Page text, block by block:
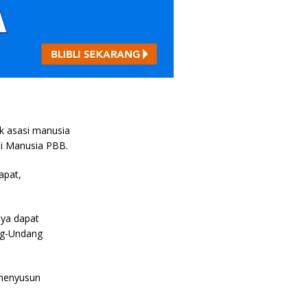
asasi manusia
Manusia PBB.
dapat
Undang